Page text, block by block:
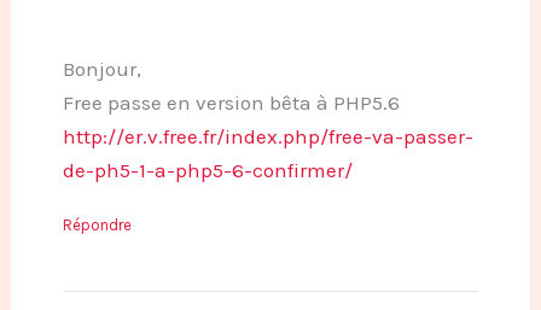
Bonjour,
Free passe en version bêta à PHP5.6
http://er.v.free.fr/index.php/free-va-passer-
de-ph5-1-a-php5-6-confirmer/
Répondre